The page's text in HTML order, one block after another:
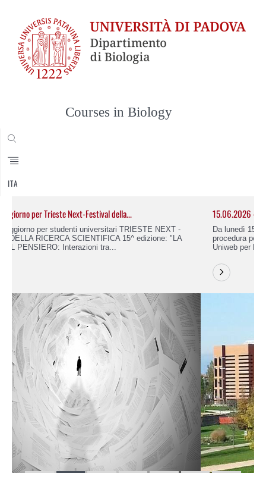
Courses in Biology
ITA
15.06.2026 - 14.07.2026: presentazione domanda di...
Da lunedì 15 giugno a martedì 14 luglio 2026 è attiva la
procedura per la presentazione della domanda di laurea via
Uniweb per laurearsi nel terzo...